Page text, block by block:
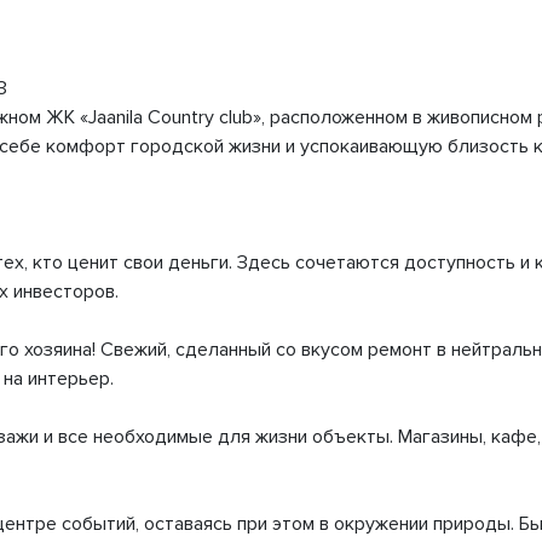
ЖК «Jaanila Country club», расположенном в
комфорт городской жизни и успокаивающую близость
кто ценит свои деньги. Здесь сочетаются доступность
инвесторов.
хозяина! Свежий, сделанный со вкусом ремонт в
интерьер.
и все необходимые для жизни объекты. Магазины,
событий, оставаясь при этом в окружении природы.